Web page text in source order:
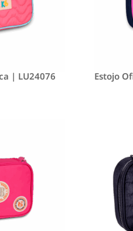
| LU24076 Estojo